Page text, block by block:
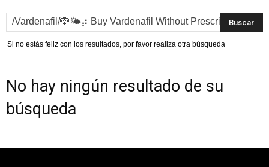
Si no estás feliz con los resultados, por favor realiza otra búsqueda
No hay ningún resultado de su
búsqueda